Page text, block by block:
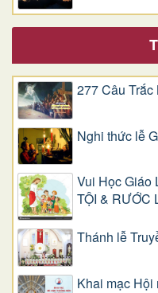
277 Câu Trắc
Nghi thức lễ
Vui Học Giáo
TỘI & RƯỚC
Thánh lễ
Khai mạc Hội